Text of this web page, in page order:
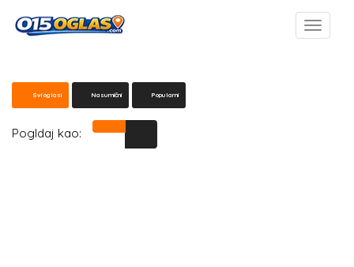
Svi oglasi Nasumični Popularni
Pogldaj kao: